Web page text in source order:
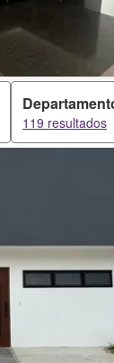
119 resultados